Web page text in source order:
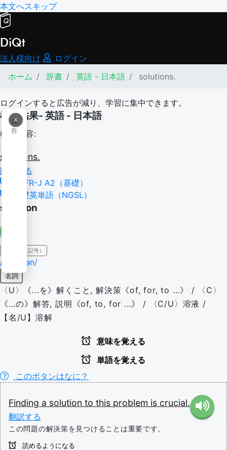
本文へスキップ
DiQt
法人様向け
ログイン
ホーム
辞書 英語 - 日本語 solutions.
ログインすると広告が減り、学習に集中できます。
×
広
告
検索結果- 英語 - 日本語
検索内容:
solutions.
翻訳する
CEFR-J A2（基礎）
基礎英単語（NGSL）
solution
IPA（発音記号）
/səˈluːʃən/
名詞
〈U〉《...を》解くこと, 解決策《of, for, to ...》 / 〈C〉
《...の》解答, 説明《of, to, for ...》 / 〈C/U〉溶液 /
【名/U】溶解
意味を覚える
単語を覚える
このボタンはなに？
Finding a solution to this problem is crucial.
翻訳する
この問題の解決策を見つけることは重要です。
読めるようになる